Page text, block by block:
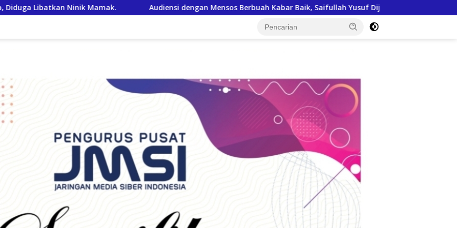
Audiensi dengan Mensos Berbuah Kabar Baik, Saifullah Yusuf Dijadwalkan Buka Pacu Jalur 2026 dan Resmikan Sekolah